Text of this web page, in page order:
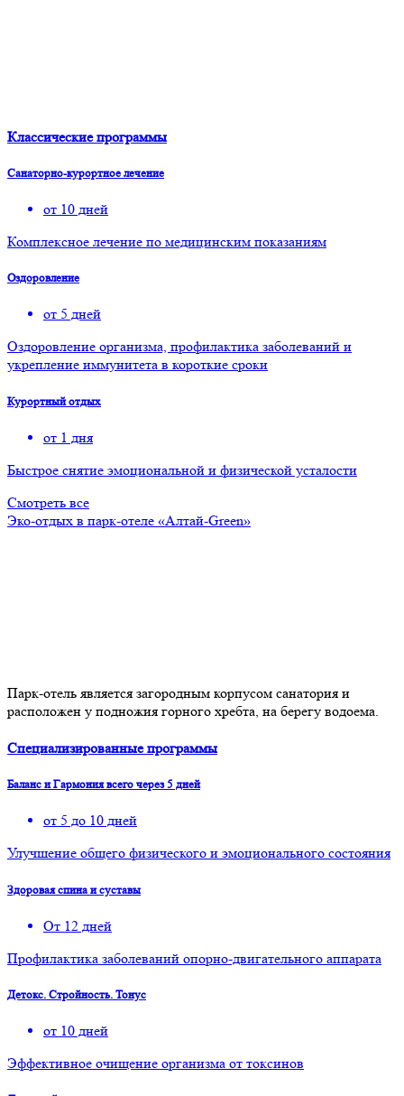
Классические программы
Санаторно-курортное лечение
от 10 дней
Комплексное лечение по медицинским показаниям
Оздоровление
от 5 дней
Оздоровление организма, профилактика заболеваний и
укрепление иммунитета в короткие сроки
Курортный отдых
от 1 дня
Быстрое снятие эмоциональной и физической усталости
Смотреть все
Эко-отдых в парк-отеле «Алтай-Green»
Парк-отель является загородным корпусом санатория и
расположен у подножия горного хребта, на берегу водоема.
Специализированные программы
Баланс и Гармония всего через 5 дней
от 5 до 10 дней
Улучшение общего физического и эмоционального состояния
Здоровая спина и суставы
От 12 дней
Профилактика заболеваний опорно-двигательного аппарата
Детокс. Стройность. Тонус
от 10 дней
Эффективное очищение организма от токсинов